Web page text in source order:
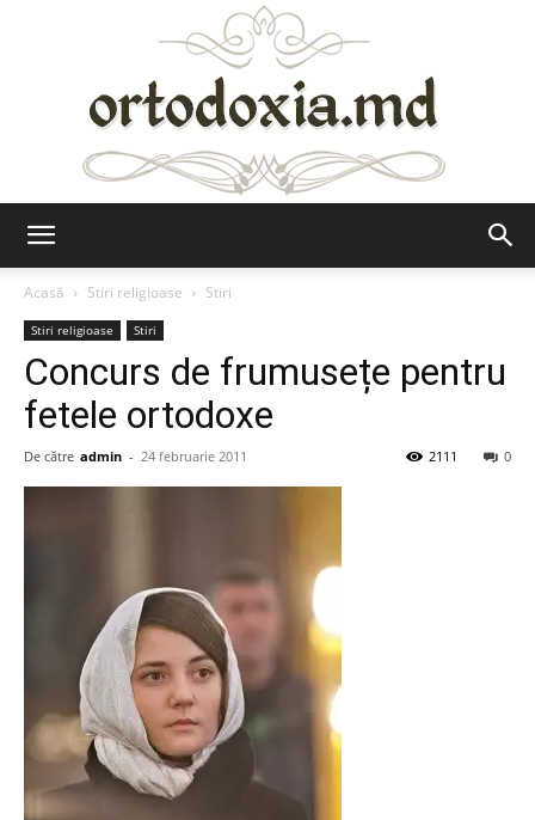
Acasă
Stiri religioase Stiri
Stiri religioase Stiri
Concurs de frumusețe pentru
fetele ortodoxe
De către admin - 24 februarie 2011 0
2111